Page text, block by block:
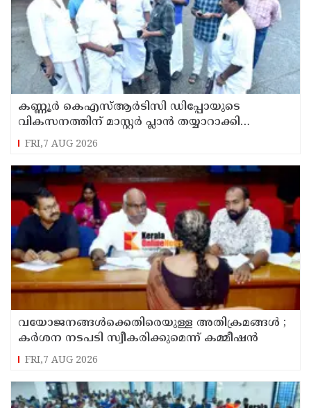
കണ്ണൂർ കെഎസ്ആർടിസി ഡിപ്പോയുടെ
വികസനത്തിന് മാസ്റ്റർ പ്ലാൻ തയ്യാറാക്കി
സമർപ്പിക്കും : ടി ഒ മോഹനൻ എം എൽ എ
FRI,7 AUG 2026
വയോജനങ്ങൾക്കെതിരെയുള്ള അതിക്രമങ്ങൾ ;
കർശന നടപടി സ്വീകരിക്കുമെന്ന് കമ്മീഷൻ
FRI,7 AUG 2026